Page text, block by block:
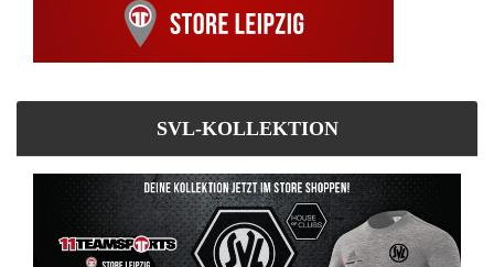
SVL-KOLLEKTION